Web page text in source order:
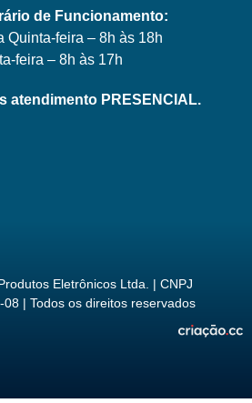
de Funcionamento:
Quinta-feira – 8h às 18h
feira – 8h às 17h
atendimento PRESENCIAL.
Eletrônicos Ltda. | CNPJ
| Todos os direitos reservados